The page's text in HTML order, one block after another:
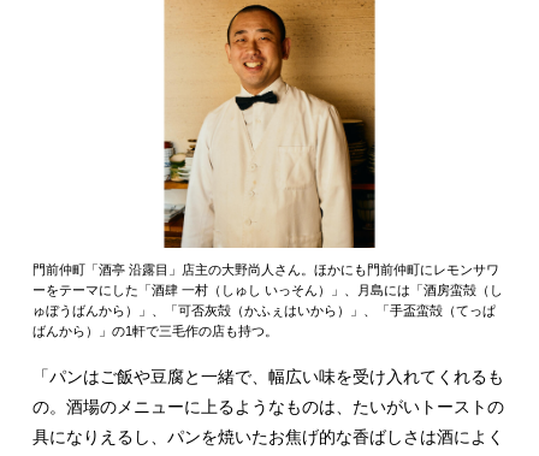
門前仲町「酒亭 沿露目」店主の大野尚人さん。ほかにも門前仲町にレモンサワ
ーをテーマにした「酒肆 一村（しゅし いっそん）」、月島には「酒房蛮殻（し
ゅぼうばんから）」、「可否灰殻（かふぇはいから）」、「手盃蛮殻（てっぱ
ばんから）」の1軒で三毛作の店も持つ。
「パンはご飯や豆腐と一緒で、幅広い味を受け入れてくれるも
の。酒場のメニューに上るようなものは、たいがいトーストの
具になりえるし、パンを焼いたお焦げ的な香ばしさは酒によく